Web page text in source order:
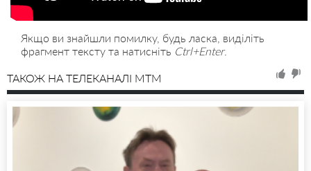
Якщо ви знайшли помилку, будь ласка, виділіть
фрагмент тексту та натисніть Ctrl+Enter.
ТАКОЖ НА ТЕЛЕКАНАЛІ MTM